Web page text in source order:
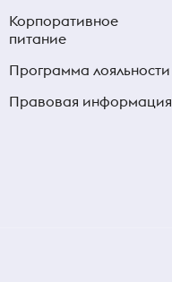
Корпоративное
питание
Программа лояльности
Правовая информация